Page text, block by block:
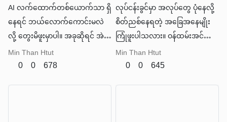
AI လက်ထောက်တစ်ယောက်သာ ရှိ
နေရင် ဘယ်လောက်ကောင်းမလဲ
လို့ တွေးမိဖူးမှာပါ။ အခုဆိုရင် အဲဒီ
လိုမျိုး အိပ်မက်တွေက တကယ်
ဖြစ်လာနေပါပြီ။ ဒါကို Agentic AI
Min Than Htut
0 0 678
လုပ်ငန်းခွင်မှာ အလုပ်တွေ ပုံနေလို့
စိတ်ညစ်နေရတဲ့ အခြေအနေမျိုး
ကြုံဖူးပါသလား။ ဝန်ထမ်းအင်အား
မလုံလောက်တာ၊ အချိန်မ
လုံလောက်တာ၊ ဒါမှမဟုတ်
Min Than Htut
0 0 645